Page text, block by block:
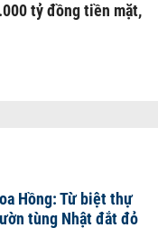
tỷ đồng tiền mặt,
Hồng: Từ biệt thự
tùng Nhật đắt đỏ